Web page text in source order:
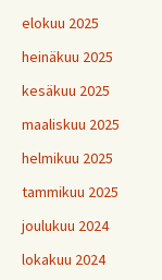
elokuu 2025
heinäkuu 2025
kesäkuu 2025
maaliskuu 2025
helmikuu 2025
tammikuu 2025
joulukuu 2024
lokakuu 2024